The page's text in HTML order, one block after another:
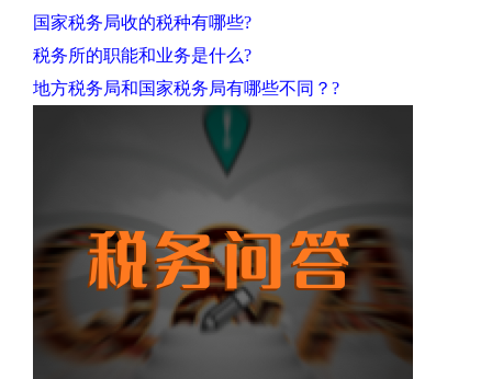
国家税务局收的税种有哪些?
税务所的职能和业务是什么?
地方税务局和国家税务局有哪些不同？?